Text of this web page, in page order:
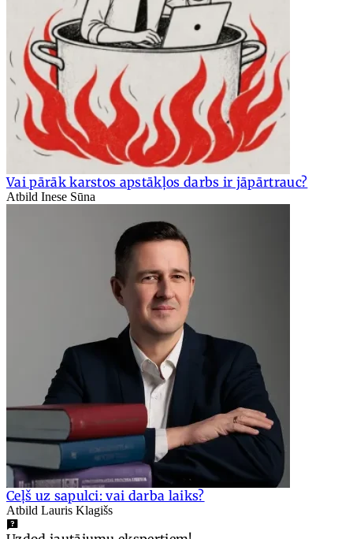
Vai pārāk karstos apstākļos darbs ir jāpārtrauc?
Atbild Inese Sūna
Ceļš uz sapulci: vai darba laiks?
Atbild Lauris Klagišs